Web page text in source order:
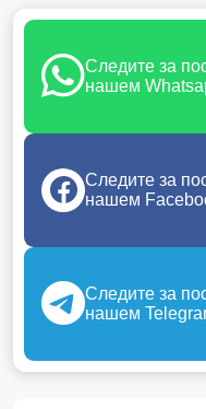
Следите за
нашем
Следите за
нашем
Следите за
нашем